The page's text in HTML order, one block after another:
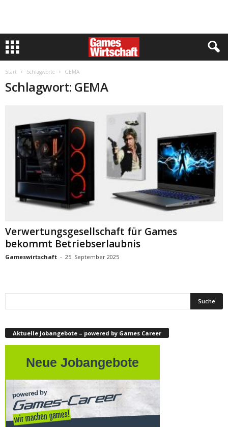
Start Schlagworte GEMA
Schlagwort: GEMA
Verwertungsgesellschaft für Games
bekommt Betriebserlaubnis
Gameswirtschaft - 25. September 2025
Aktuelle Jobangebote – powered by Games Career